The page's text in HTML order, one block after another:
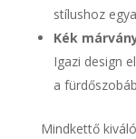
stílushoz
Kék
Igazi design
a
Mindkettő